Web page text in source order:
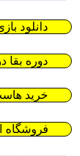
دانلود
دوره بقا
خرید
فروشگاه